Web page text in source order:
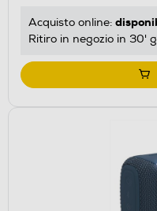
Acquisto online:
Ritiro in negozio in 30'